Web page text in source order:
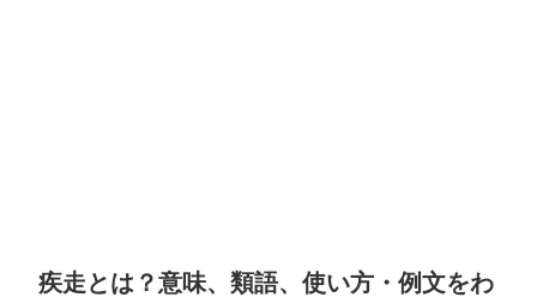
疾走とは？意味、類語、使い方・例文をわ